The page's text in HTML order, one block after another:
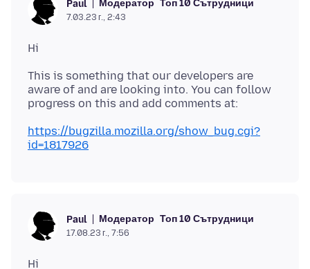
Paul Модератор Топ 10 Сътрудници
7.03.23 г., 2:43
This is something that our developers are
aware of and are looking into. You can follow
https://bugzilla.mozilla.org/show_bug.cgi?
id=1817926
Paul Модератор Топ 10 Сътрудници
17.08.23 г., 7:56